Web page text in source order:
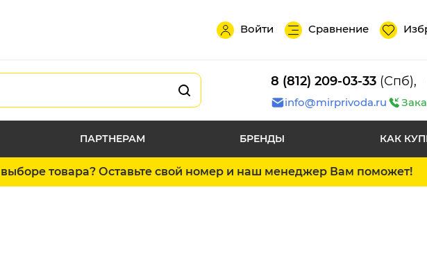
Войти Сравнение
8 (812) 209-03-33 (Спб),
info@mirprivoda.ru
ПАРТНЕРАМ БРЕНДЫ КАК
товара? Оставьте свой номер и наш менеджер Вам поможет!